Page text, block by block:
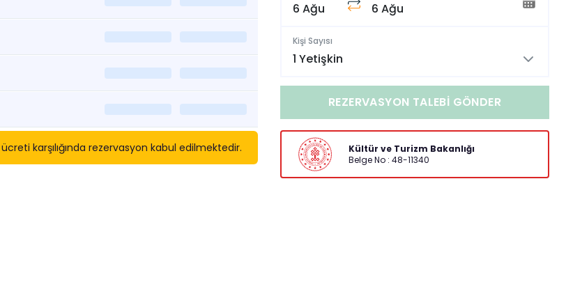
karşılığında rezervasyon kabul edilmektedir.
6 Ağu 6 Ağu
Kişi Sayısı
1 Yetişkin
REZERVASYON TALEBI GÖNDER
Kültür ve Turizm Bakanlığı
Belge No : 48-11340